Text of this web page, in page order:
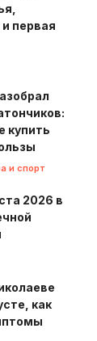
первая
купить
и спорт
2026 в
как